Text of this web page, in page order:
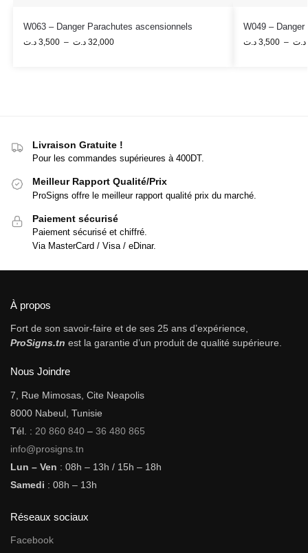
W063 – Danger Parachutes ascensionnels
3,500 د.ت – 32,000 د.ت
W049 –
3,500 د.ت – د.ت
Livraison Gratuite !
Pour les commandes supérieures à 400DT.
Meilleur Rapport Qualité/Prix
ProSigns offre le meilleur rapport qualité prix du marché.
Paiement sécurisé
Paiement sécurisé et chiffré.
Via MasterCard / Visa / eDinar.
À propos
Fort de son savoir-faire et de ses 25 ans d’expérience,
ProSigns.tn est la garantie d’un produit de qualité supérieure.
Nous Joindre
7, Rue Mimosas, Cite Neapolis
8000 Nabeul, Tunisie
Tél. : 20 860 840 – 36 480 865
info@prosigns.tn
Lun – Ven : 08h – 13h / 15h – 18h
Samedi : 08h – 13h
Réseaux sociaux
Facebook